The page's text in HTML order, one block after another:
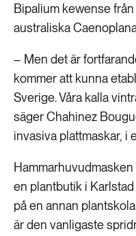
Bipalium kewense
australiska
– Men det är
kommer att kunna
Sverige. Våra kalla
säger Chahinez
invasiva plattmaskar, i
en plantbutik i
på en annan
är den vanligaste